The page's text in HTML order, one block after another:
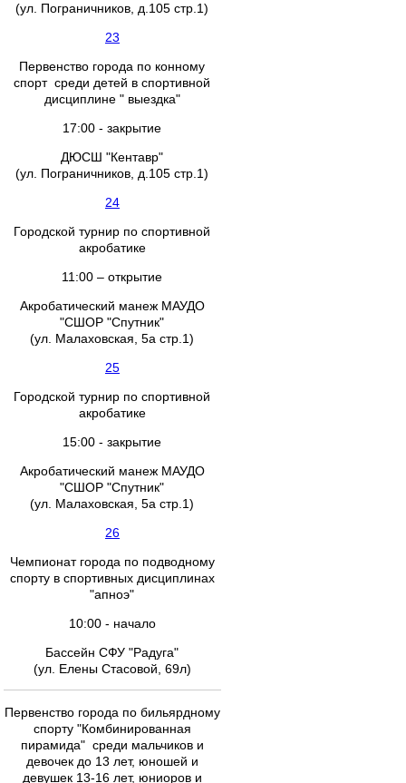
(ул. Пограничников, д.105 стр.1)
23
Первенство города по конному
спорт среди детей в спортивной
дисциплине " выездка"
17:00 - закрытие
ДЮСШ "Кентавр"
(ул. Пограничников, д.105 стр.1)
24
Городской турнир по спортивной
акробатике
11:00 – открытие
Акробатический манеж МАУДО
"СШОР "Спутник"
(ул. Малаховская, 5а стр.1)
25
Городской турнир по спортивной
акробатике
15:00 - закрытие
Акробатический манеж МАУДО
"СШОР "Спутник"
(ул. Малаховская, 5а стр.1)
26
Чемпионат города по подводному
спорту в спортивных дисциплинах
"апноэ"
10:00 - начало
Бассейн СФУ "Радуга"
(ул. Елены Стасовой, 69л)
Первенство города по бильярдному
спорту "Комбинированная
пирамида" среди мальчиков и
девочек до 13 лет, юношей и
девушек 13-16 лет, юниоров и